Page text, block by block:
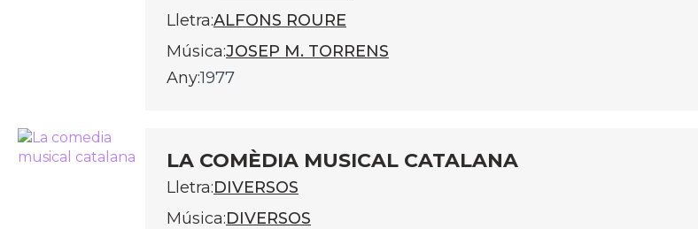
Lletra:ALFONS ROURE
Música:JOSEP M. TORRENS
Any:1977
LA COMÈDIA MUSICAL CATALANA
Lletra:DIVERSOS
Música:DIVERSOS